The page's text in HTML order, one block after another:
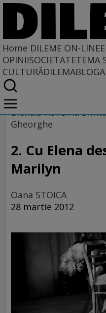
Home DILEME ON-LINE
OPINIISOCIETATETEMA
CULTURĂDILEMABLOG
Home
Dileme on-line
Bienala Reflex la
Gheorghe
2. Cu Elena
Marilyn
Oana STOICA
28 martie 2012